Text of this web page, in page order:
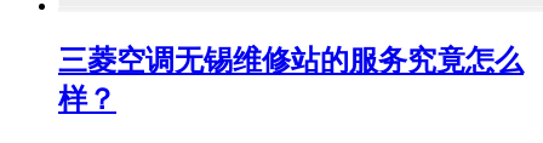
三菱空调无锡维修站的服务究竟怎么
样？